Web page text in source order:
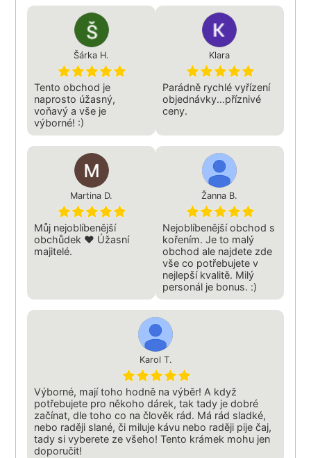
Šárka H.
Tento obchod je
naprosto úžasný,
voňavý a vše je
výborné! :)
Klara
Parádně rychlé vyřízení
objednávky...příznivé
ceny.
Martina D.
Můj nejoblíbenější
obchůdek ❤️ Úžasní
majitelé.
Žanna B.
Nejoblíbenější obchod s
kořením. Je to malý
obchod ale najdete zde
vše co potřebujete v
nejlepší kvalitě. Milý
personál je bonus. :)
Karol T.
Výborné, mají toho hodně na výběr! A když
potřebujete pro někoho dárek, tak tady je dobré
začínat, dle toho co na člověk rád. Má rád sladké,
nebo raději slané, či miluje kávu nebo raději pije čaj,
tady si vyberete ze všeho! Tento krámek mohu jen
doporučit!